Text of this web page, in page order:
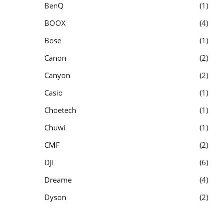
BenQ
1
BOOX
4
Bose
1
Canon
2
Canyon
2
Casio
1
Choetech
1
Chuwi
1
CMF
2
DJI
6
Dreame
4
Dyson
2